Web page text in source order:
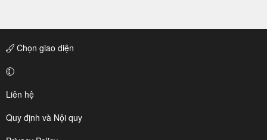
Chọn giao diện
Liên hệ
Quy định và Nội quy